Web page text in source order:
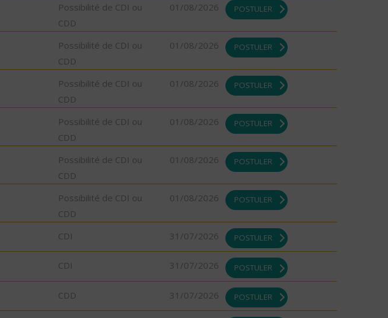
Possibilité de CDI ou
CDD
01/08/2026 POSTULER
Possibilité de CDI ou
CDD
01/08/2026 POSTULER
Possibilité de CDI ou
CDD
01/08/2026 POSTULER
Possibilité de CDI ou
CDD
01/08/2026 POSTULER
Possibilité de CDI ou
CDD
01/08/2026 POSTULER
Possibilité de CDI ou
CDD
01/08/2026 POSTULER
CDI 31/07/2026 POSTULER
CDI 31/07/2026 POSTULER
CDD 31/07/2026 POSTULER